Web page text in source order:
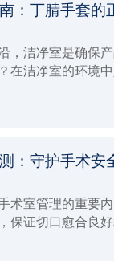
：丁腈手套的
，洁净室是确保
在洁净室的环境
致人体分泌的汗液
：守护手术安
术室管理的重要
保证切口愈合良